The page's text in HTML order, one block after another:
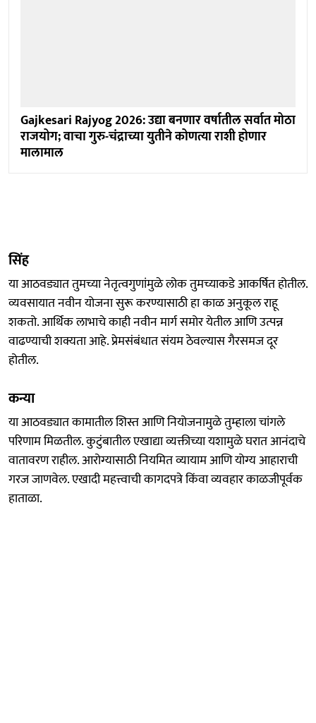
Gajkesari Rajyog 2026: उद्या बनणार वर्षातील सर्वात मोठा
राजयोग; वाचा गुरु-चंद्राच्या युतीने कोणत्या राशी होणार
मालामाल
सिंह
या आठवड्यात तुमच्या नेतृत्वगुणांमुळे लोक तुमच्याकडे आकर्षित होतील.
व्यवसायात नवीन योजना सुरू करण्यासाठी हा काळ अनुकूल राहू
शकतो. आर्थिक लाभाचे काही नवीन मार्ग समोर येतील आणि उत्पन्न
वाढण्याची शक्यता आहे. प्रेमसंबंधात संयम ठेवल्यास गैरसमज दूर
होतील.
कन्या
या आठवड्यात कामातील शिस्त आणि नियोजनामुळे तुम्हाला चांगले
परिणाम मिळतील. कुटुंबातील एखाद्या व्यक्तीच्या यशामुळे घरात आनंदाचे
वातावरण राहील. आरोग्यासाठी नियमित व्यायाम आणि योग्य आहाराची
गरज जाणवेल. एखादी महत्त्वाची कागदपत्रे किंवा व्यवहार काळजीपूर्वक
हाताळा.